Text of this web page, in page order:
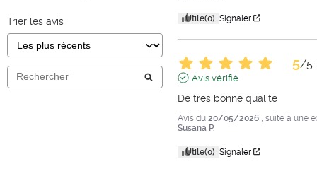
Trier les avis Utile(0) Signaler
5/5
Avis vérifié
De très bonne qualité
Avis du 20/05/2026
, suite à une
Susana P.
Utile(0) Signaler